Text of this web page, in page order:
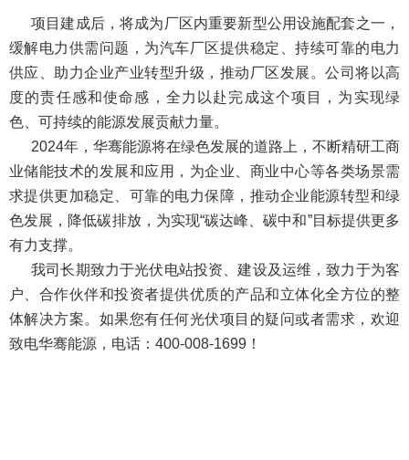
项目建成后，将成为厂区内重要新型公用设施配套之一，
缓解电力供需问题，为汽车厂区提供稳定、持续可靠的电力
供应、助力企业产业转型升级，推动厂区发展。公司将以高
度的责任感和使命感，全力以赴完成这个项目，为实现绿
色、可持续的能源发展贡献力量。
2024年，华骞能源将在绿色发展的道路上，不断精研工商
业储能技术的发展和应用，为企业、商业中心等各类场景需
求提供更加稳定、可靠的电力保障，推动企业能源转型和绿
色发展，降低碳排放，为实现“碳达峰、碳中和”目标提供更多
有力支撑。
我司长期致力于光伏电站投资、建设及运维，致力于为客
户、合作伙伴和投资者提供优质的产品和立体化全方位的整
体解决方案。如果您有任何光伏项目的疑问或者需求，欢迎
致电华骞能源，电话： 400-008-1699 ！